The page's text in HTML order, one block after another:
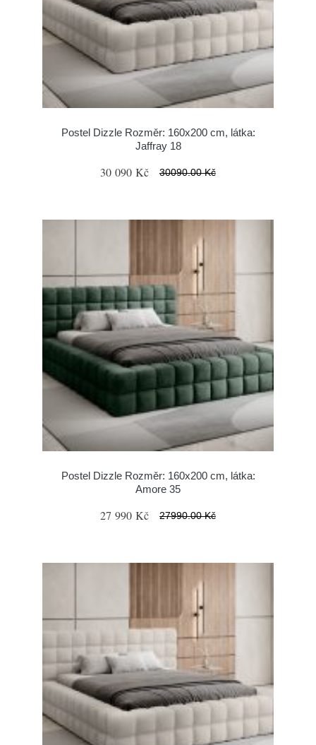
Postel Dizzle Rozměr: 160x200 cm, látka:
Jaffray 18
30 090 Kč 30090.00 Kč
Postel Dizzle Rozměr: 160x200 cm, látka:
Amore 35
27 990 Kč 27990.00 Kč